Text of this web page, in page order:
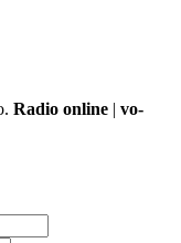
Radio online | vo-